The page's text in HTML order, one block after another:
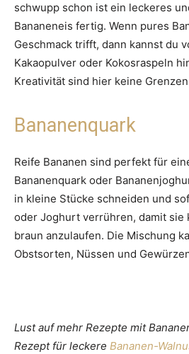
schwupp schon ist ein leckeres
Bananeneis fertig. Wenn pures
Geschmack trifft, dann kannst du
Kakaopulver oder Kokosraspeln
Kreativität sind hier keine
Bananenquark
Reife Bananen sind perfekt für
Bananenquark oder
in kleine Stücke schneiden und
oder Joghurt verrühren, damit sie
braun anzulaufen. Die Mischung
Obstsorten, Nüssen und
Lust auf mehr Rezepte mit
Rezept für leckere Bananen-